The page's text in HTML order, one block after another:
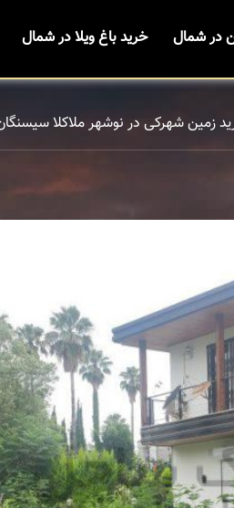
در شمال خرید باغ ویلا در شمال
زمین شهرکی در نوشهر ملاکلا